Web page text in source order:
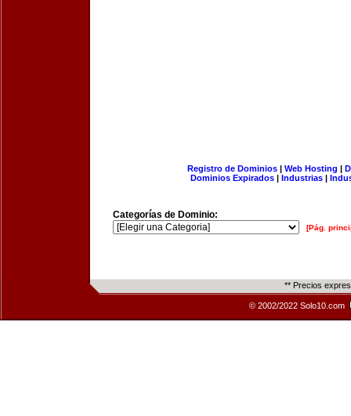
Registro de Dominios| Web Hosting |
Dominios Expirados | Industrias |
Categorías de Dominio:
[Pág.
** Precios
© 2002/2022 Solo10.com